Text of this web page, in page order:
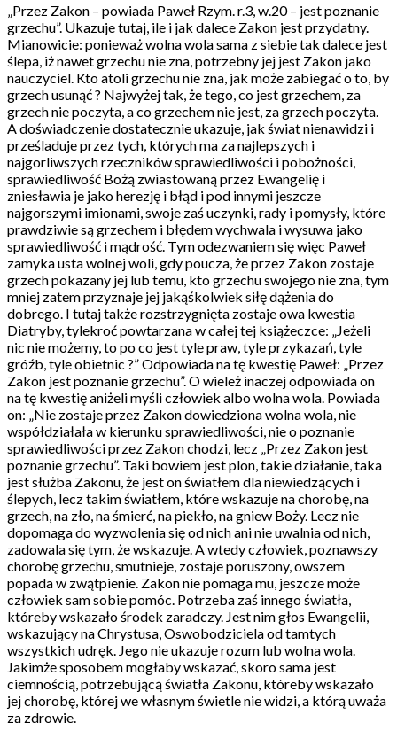
„Przez Zakon – powiada Paweł Rzym. r.3, w.20 – jest poznanie
grzechu”. Ukazuje tutaj, ile i jak dalece Zakon jest przydatny.
Mianowicie: ponieważ wolna wola sama z siebie tak dalece jest
ślepa, iż nawet grzechu nie zna, potrzebny jej jest Zakon jako
nauczyciel. Kto atoli grzechu nie zna, jak może zabiegać o to, by
grzech usunąć ? Najwyżej tak, że tego, co jest grzechem, za
grzech nie poczyta, a co grzechem nie jest, za grzech poczyta.
A doświadczenie dostatecznie ukazuje, jak świat nienawidzi i
prześladuje przez tych, których ma za najlepszych i
najgorliwszych rzeczników sprawiedliwości i pobożności,
sprawiedliwość Bożą zwiastowaną przez Ewangelię i
zniesławia je jako herezję i błąd i pod innymi jeszcze
najgorszymi imionami, swoje zaś uczynki, rady i pomysły, które
prawdziwie są grzechem i błędem wychwala i wysuwa jako
sprawiedliwość i mądrość. Tym odezwaniem się więc Paweł
zamyka usta wolnej woli, gdy poucza, że przez Zakon zostaje
grzech pokazany jej lub temu, kto grzechu swojego nie zna, tym
mniej zatem przyznaje jej jakąśkolwiek siłę dążenia do
dobrego. I tutaj także rozstrzygnięta zostaje owa kwestia
Diatryby, tylekroć powtarzana w całej tej książeczce: „Jeżeli
nic nie możemy, to po co jest tyle praw, tyle przykazań, tyle
gróźb, tyle obietnic ?” Odpowiada na tę kwestię Paweł: „Przez
Zakon jest poznanie grzechu”. O wieleż inaczej odpowiada on
na tę kwestię aniżeli myśli człowiek albo wolna wola. Powiada
on: „Nie zostaje przez Zakon dowiedziona wolna wola, nie
współdziałała w kierunku sprawiedliwości, nie o poznanie
sprawiedliwości przez Zakon chodzi, lecz „Przez Zakon jest
poznanie grzechu”. Taki bowiem jest plon, takie działanie, taka
jest służba Zakonu, że jest on światłem dla niewiedzących i
ślepych, lecz takim światłem, które wskazuje na chorobę, na
grzech, na zło, na śmierć, na piekło, na gniew Boży. Lecz nie
dopomaga do wyzwolenia się od nich ani nie uwalnia od nich,
zadowala się tym, że wskazuje. A wtedy człowiek, poznawszy
chorobę grzechu, smutnieje, zostaje poruszony, owszem
popada w zwątpienie. Zakon nie pomaga mu, jeszcze może
człowiek sam sobie pomóc. Potrzeba zaś innego światła,
któreby wskazało środek zaradczy. Jest nim głos Ewangelii,
wskazujący na Chrystusa, Oswobodziciela od tamtych
wszystkich udręk. Jego nie ukazuje rozum lub wolna wola.
Jakimże sposobem mogłaby wskazać, skoro sama jest
ciemnością, potrzebującą światła Zakonu, któreby wskazało
jej chorobę, której we własnym świetle nie widzi, a którą uważa
za zdrowie.